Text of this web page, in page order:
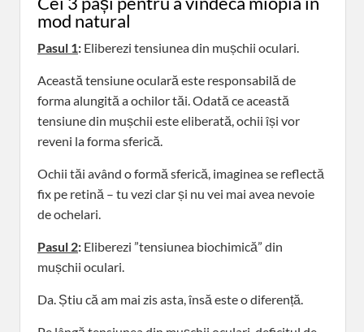
mod natural
Pasul 1: Eliberezi tensiunea din mușchii oculari.
Această tensiune oculară este responsabilă de
forma alungită a ochilor tăi. Odată ce această
tensiune din mușchii este eliberată, ochii își vor
reveni la forma sferică.
Ochii tăi având o formă sferică, imaginea se reflectă
fix pe retină – tu vezi clar și nu vei mai avea nevoie
de ochelari.
Pasul 2: Eliberezi ”tensiunea biochimică” din
mușchii oculari.
Da. Știu că am mai zis asta, însă este o diferență.